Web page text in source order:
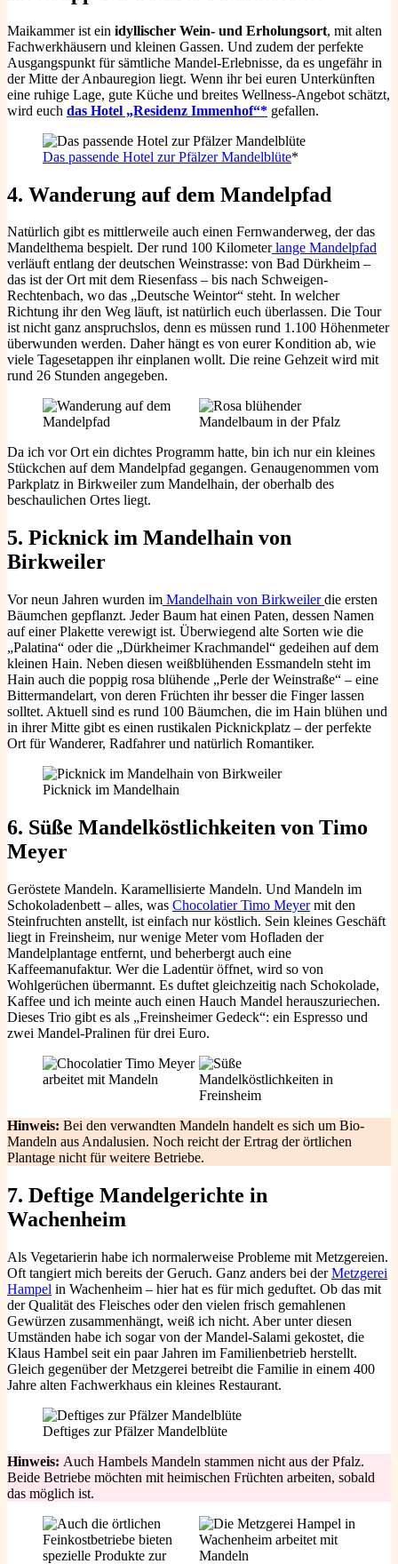
Maikammer ist ein idyllischer Wein- und Erholungsort, mit alten
Fachwerkhäusern und kleinen Gassen. Und zudem der perfekte
Ausgangspunkt für sämtliche Mandel-Erlebnisse, da es ungefähr in
der Mitte der Anbauregion liegt. Wenn ihr bei euren Unterkünften
eine ruhige Lage, gute Küche und breites Wellness-Angebot schätzt,
wird euch das Hotel „Residenz Immenhof“* gefallen.
Das passende Hotel zur Pfälzer Mandelblüte*
4. Wanderung auf dem Mandelpfad
Natürlich gibt es mittlerweile auch einen Fernwanderweg, der das
Mandelthema bespielt. Der rund 100 Kilometerlange Mandelpfad
verläuft entlang der deutschen Weinstrasse: von Bad Dürkheim –
das ist der Ort mit dem Riesenfass – bis nach Schweigen-
Rechtenbach, wo das „Deutsche Weintor“ steht. In welcher
Richtung ihr den Weg läuft, ist natürlich euch überlassen. Die Tour
ist nicht ganz anspruchslos, denn es müssen rund 1.100 Höhenmeter
überwunden werden. Daher hängt es von eurer Kondition ab, wie
viele Tagesetappen ihr einplanen wollt. Die reine Gehzeit wird mit
rund 26 Stunden angegeben.
Da ich vor Ort ein dichtes Programm hatte, bin ich nur ein kleines
Stückchen auf dem Mandelpfad gegangen. Genaugenommen vom
Parkplatz in Birkweiler zum Mandelhain, der oberhalb des
beschaulichen Ortes liegt.
5. Picknick im Mandelhain von
Birkweiler
Vor neun Jahren wurden im Mandelhain von Birkweilerdie ersten
Bäumchen gepflanzt. Jeder Baum hat einen Paten, dessen Namen
auf einer Plakette verewigt ist. Überwiegend alte Sorten wie die
„Palatina“ oder die „Dürkheimer Krachmandel“ gedeihen auf dem
kleinen Hain. Neben diesen weißblühenden Essmandeln steht im
Hain auch die poppig rosa blühende „Perle der Weinstraße“ – eine
Bittermandelart, von deren Früchten ihr besser die Finger lassen
solltet. Aktuell sind es rund 100 Bäumchen, die im Hain blühen und
in ihrer Mitte gibt es einen rustikalen Picknickplatz – der perfekte
Ort für Wanderer, Radfahrer und natürlich Romantiker.
Picknick im Mandelhain
6. Süße Mandelköstlichkeiten von Timo
Meyer
Geröstete Mandeln. Karamellisierte Mandeln. Und Mandeln im
Schokoladenbett – alles, was Chocolatier Timo Meyermit den
Steinfruchten anstellt, ist einfach nur köstlich. Sein kleines Geschäft
liegt in Freinsheim, nur wenige Meter vom Hofladen der
Mandelplantage entfernt, und beherbergt auch eine
Kaffeemanufaktur. Wer die Ladentür öffnet, wird so von
Wohlgerüchen übermannt. Es duftet gleichzeitig nach Schokolade,
Kaffee und ich meinte auch einen Hauch Mandel herauszuriechen.
Dieses Trio gibt es als „Freinsheimer Gedeck“: ein Espresso und
zwei Mandel-Pralinen für drei Euro.
Hinweis: Bei den verwandten Mandeln handelt es sich um Bio-
Mandeln aus Andalusien. Noch reicht der Ertrag der örtlichen
Plantage nicht für weitere Betriebe.
7. Deftige Mandelgerichte in
Wachenheim
Als Vegetarierin habe ich normalerweise Probleme mit Metzgereien.
Oft tangiert mich bereits der Geruch. Ganz anders bei derMetzgerei
Hampel in Wachenheim – hier hat es für mich geduftet. Ob das mit
der Qualität des Fleisches oder den vielen frisch gemahlenen
Gewürzen zusammenhängt, weiß ich nicht. Aber unter diesen
Umständen habe ich sogar von der Mandel-Salami gekostet, die
Klaus Hambel seit ein paar Jahren im Familienbetrieb herstellt.
Gleich gegenüber der Metzgerei betreibt die Familie in einem 400
Jahre alten Fachwerkhaus ein kleines Restaurant.
Deftiges zur Pfälzer Mandelblüte
Hinweis: Auch Hambels Mandeln stammen nicht aus der Pfalz.
Beide Betriebe möchten mit heimischen Früchten arbeiten, sobald
das möglich ist.